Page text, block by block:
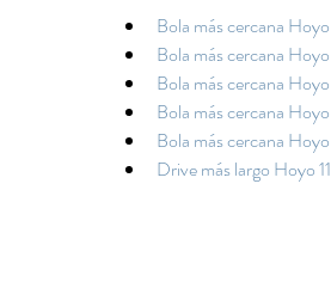
Bola más cercana
Bola más cercana
Bola más cercana
Bola más cercana
Bola más cercana
Drive más largo Hoyo